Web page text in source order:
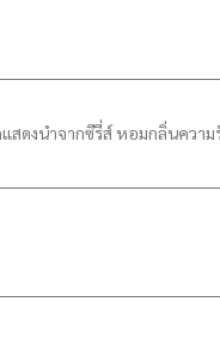
สดงนำจากซีรี่ส์ หอมกลิ่นความ